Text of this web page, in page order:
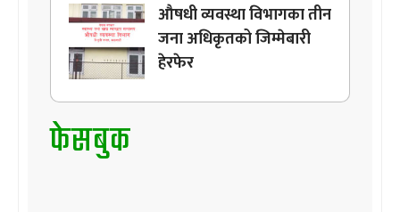
औषधी व्यवस्था विभागका तीन
जना अधिकृतको जिम्मेबारी
हेरफेर
फेसबुक